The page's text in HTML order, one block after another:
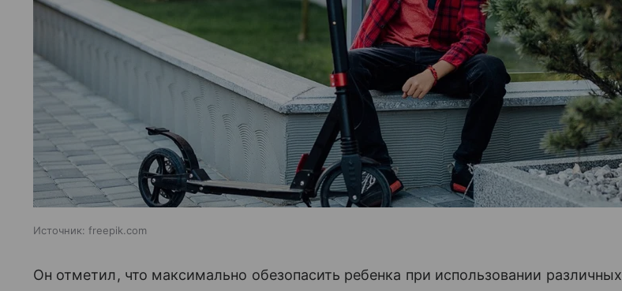
Источник: freepik.com
Он отметил, что максимально обезопасить ребенка при использовании различных